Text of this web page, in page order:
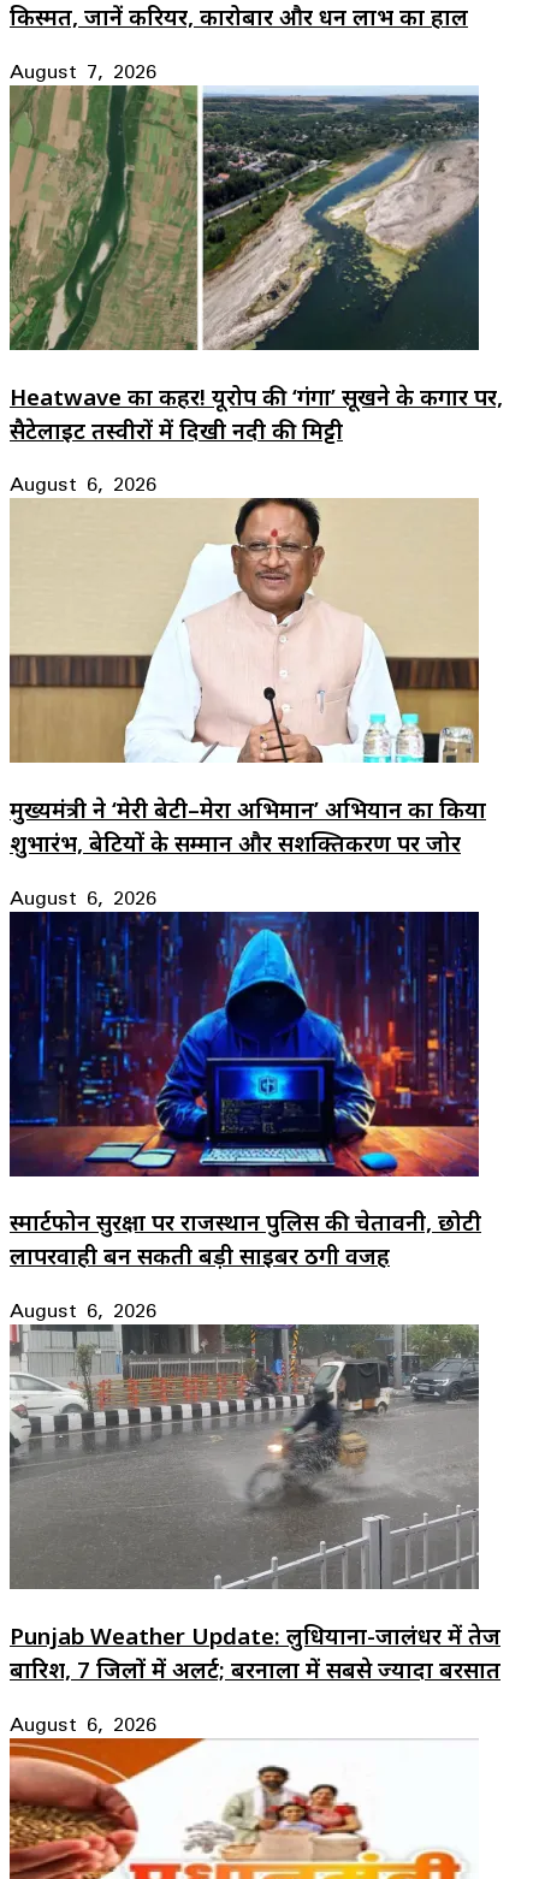
किस्मत, जानें करियर, कारोबार और धन लाभ का हाल
August 7, 2026
Heatwave का कहर! यूरोप की ‘गंगा’ सूखने के कगार पर,
सैटेलाइट तस्वीरों में दिखी नदी की मिट्टी
August 6, 2026
मुख्यमंत्री ने ‘मेरी बेटी–मेरा अभिमान’ अभियान का किया
शुभारंभ, बेटियों के सम्मान और सशक्तिकरण पर जोर
August 6, 2026
स्मार्टफोन सुरक्षा पर राजस्थान पुलिस की चेतावनी, छोटी
लापरवाही बन सकती बड़ी साइबर ठगी वजह
August 6, 2026
Punjab Weather Update: लुधियाना-जालंधर में तेज
बारिश, 7 जिलों में अलर्ट; बरनाला में सबसे ज्यादा बरसात
August 6, 2026